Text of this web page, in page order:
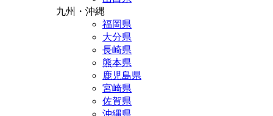
九州・沖縄
福岡県
大分県
長崎県
熊本県
鹿児島県
宮崎県
佐賀県